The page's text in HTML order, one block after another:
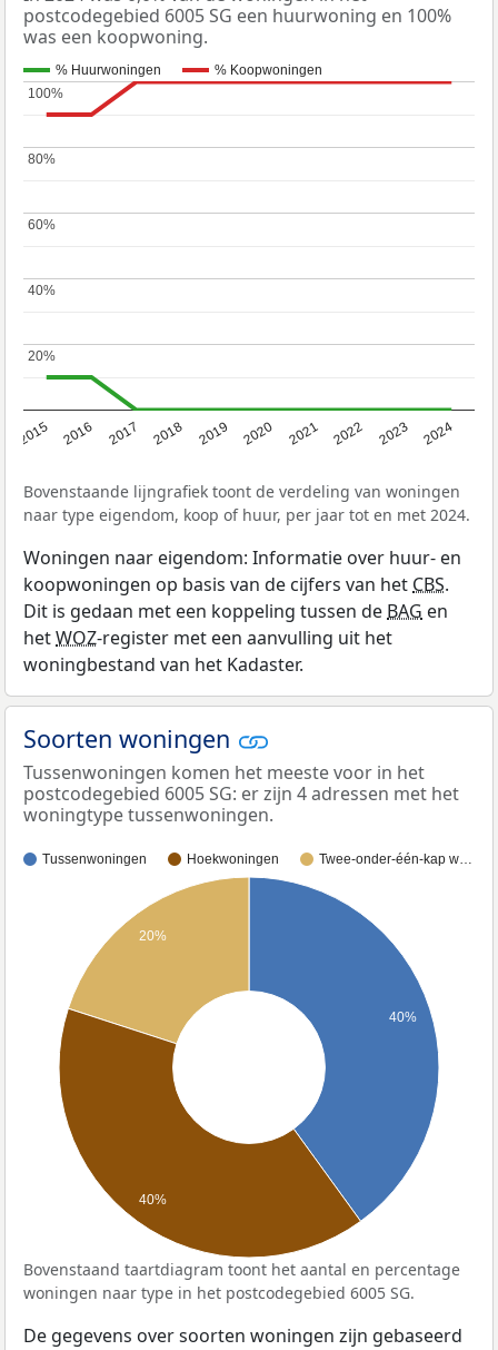
postcodegebied 6005 SG een huurwoning en 100%
was een koopwoning.
% Huurwoningen % Koopwoningen
2015 2016 2017 2018 2019 2020 2021 2022 2023 2024
20%
20%
40%
40%
60%
60%
80%
80%
100%
100%
Bovenstaande lijngrafiek toont de verdeling van woningen
naar type eigendom, koop of huur, per jaar tot en met 2024.
Woningen naar eigendom: Informatie over huur- en
koopwoningen op basis van de cijfers van het CBS.
Dit is gedaan met een koppeling tussen de BAG en
hetWOZ-register met een aanvulling uit het
woningbestand van het Kadaster.
Soorten woningen
Tussenwoningen komen het meeste voor in het
postcodegebied 6005 SG: er zijn 4 adressen met het
woningtype tussenwoningen.
Tussenwoningen Hoekwoningen Twee-onder-één-kap w…
40%
20%
40%
Bovenstaand taartdiagram toont het aantal en percentage
woningen naar type in het postcodegebied 6005 SG.
De gegevens over soorten woningen zijn gebaseerd